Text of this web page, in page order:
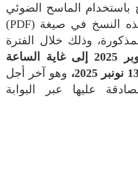
الماسح الضوئي
النسخ في صيغة (
PDF
)
وذلك خلال الفترة
30 أكتوبر 2025 إلى غاية الساعة
نونبر 2025،
وهو آخر أجل
عليها عبر البوابة